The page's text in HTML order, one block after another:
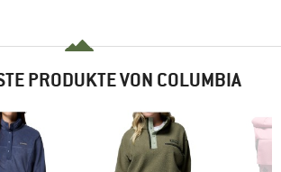
PRODUKTE VON COLUMBIA